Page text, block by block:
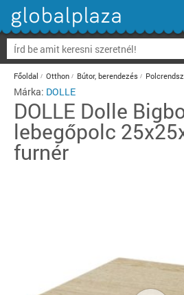
Főoldal Otthon Bútor, berendezés
Márka: DOLLE
DOLLE Dolle
lebegőpolc
furnér